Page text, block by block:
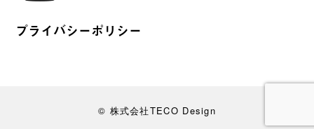
プライバシーポリシー
© 株式会社TECO Design